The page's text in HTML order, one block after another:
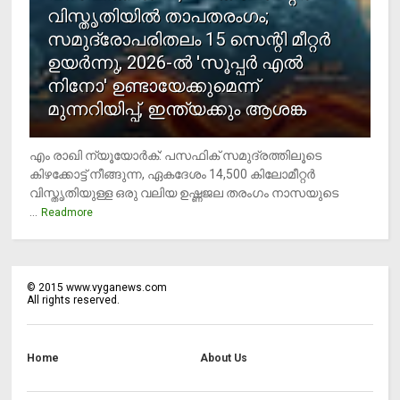
വിസ്തൃതിയില്‍ താപതരംഗം;
സമുദ്രോപരിതലം 15 സെന്റി മീറ്റര്‍
ഉയര്‍ന്നു, 2026-ല്‍ 'സൂപ്പര്‍ എല്‍
നിനോ' ഉണ്ടായേക്കുമെന്ന്
മുന്നറിയിപ്പ്, ഇന്ത്യക്കും ആശങ്ക
എം രാഖി ന്യൂയോര്‍ക്: പസഫിക് സമുദ്രത്തിലൂടെ
കിഴക്കോട്ട് നീങ്ങുന്ന, ഏകദേശം 14,500 കിലോമീറ്റര്‍
വിസ്തൃതിയുള്ള ഒരു വലിയ ഉഷ്ണജല തരംഗം നാസയുടെ
Readmore
© 2015 www.vyganews.com
All rights reserved.
Home About Us